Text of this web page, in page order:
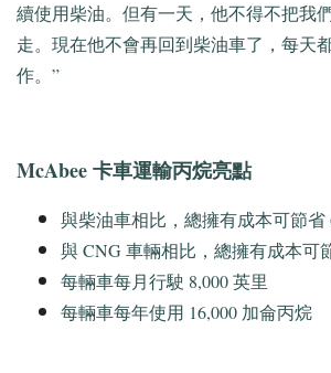
續使用柴油。 但有一天，他不得不把我
走。 現在他不會再回到柴油車了，每天
作。”
McAbee 卡車運輸丙烷亮點
與柴油車相比，總擁有成本可節省
與 CNG 車輛相比，總擁有成本可
每輛車每月行駛 8,000 英里
每輛車每年使用 16,000 加侖丙烷